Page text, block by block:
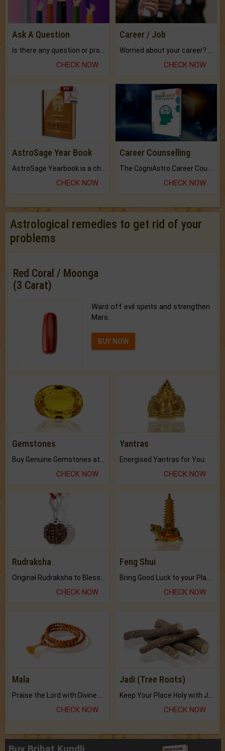
Ask A Question
CHECK NOW
Career / Job
CHECK NOW
AstroSage Year Book
CHECK NOW
Career Counselling
CHECK NOW
Astrological remedies to get rid of your
problems
Red Coral / Moonga
(3 Carat)
Ward off evil spirits and strengthen
Mars.
BUY NOW
Gemstones
CHECK NOW
Yantras
Energised Yantras for You.
CHECK NOW
Rudraksha
CHECK NOW
Feng Shui
CHECK NOW
Mala
Praise the Lord with Divine Energies of Mala.
CHECK NOW
Jadi (Tree Roots)
Keep Your Place Holy with Jadi.
CHECK NOW